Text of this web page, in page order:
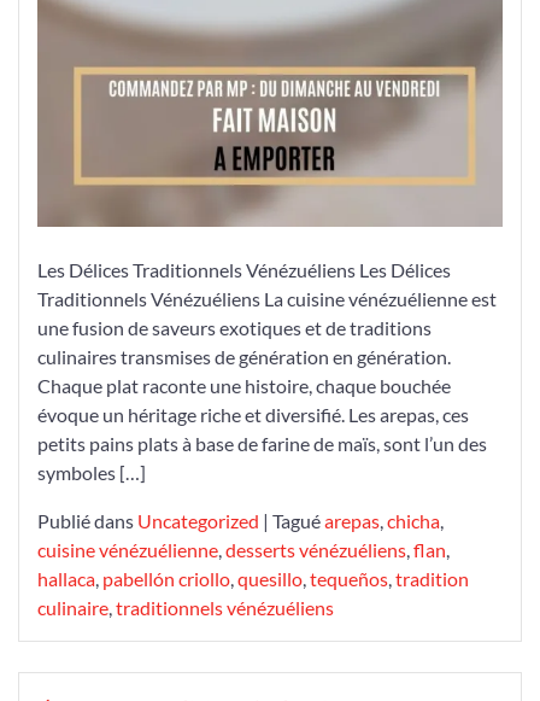
Les Délices Traditionnels Vénézuéliens Les Délices
Traditionnels Vénézuéliens La cuisine vénézuélienne est
une fusion de saveurs exotiques et de traditions
culinaires transmises de génération en génération.
Chaque plat raconte une histoire, chaque bouchée
évoque un héritage riche et diversifié. Les arepas, ces
petits pains plats à base de farine de maïs, sont l’un des
symboles […]
Publié dans Uncategorized | Taguéarepas chicha
cuisine vénézuélienne desserts vénézuéliens flan
hallaca pabellón criollo quesillo tequeños tradition
culinaire traditionnels vénézuéliens